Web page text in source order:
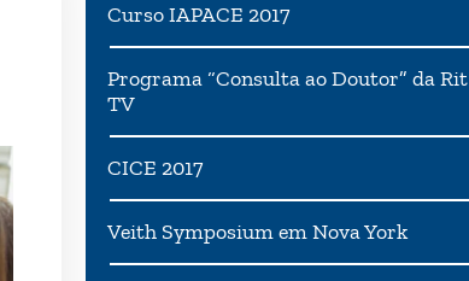
Curso IAPACE 2017
Programa “Consulta ao Doutor” da Rit
TV
CICE 2017
Veith Symposium em Nova York